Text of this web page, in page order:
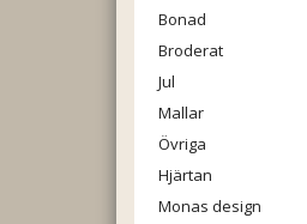
Bonad
Broderat
Jul
Mallar
Övriga
Hjärtan
Monas design